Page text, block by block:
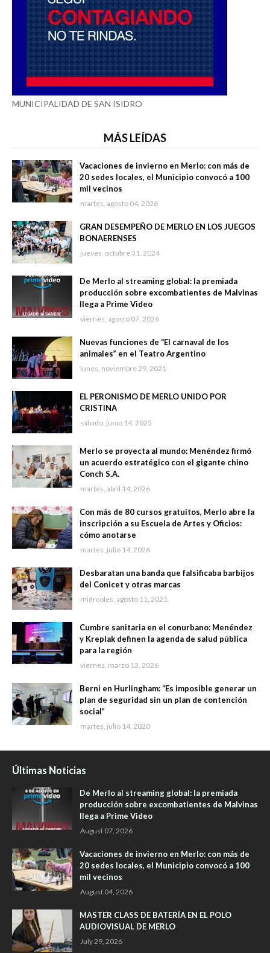
MUNICIPALIDAD DE SAN ISIDRO
MÁS LEÍDAS
Vacaciones de invierno en Merlo: con más de
20 sedes locales, el Municipio convocó a 100
mil vecinos
martes, agosto 04, 2026
GRAN DESEMPEÑO DE MERLO EN LOS JUEGOS
BONAERENSES
jueves, octubre 31, 2024
De Merlo al streaming global: la premiada
producción sobre excombatientes de Malvinas
llega a Prime Video
viernes, agosto 07, 2026
Nuevas funciones de “El carnaval de los
animales” en el Teatro Argentino
lunes, noviembre 29, 2021
EL PERONISMO DE MERLO UNIDO POR
CRISTINA
sábado, junio 14, 2025
Merlo se proyecta al mundo: Menéndez firmó
un acuerdo estratégico con el gigante chino
Conch S.A.
martes, abril 14, 2026
Con más de 80 cursos gratuitos, Merlo abre la
inscripción a su Escuela de Artes y Oficios:
cómo anotarse
martes, julio 14, 2026
Desbaratan una banda que falsificaba barbijos
del Conicet y otras marcas
miércoles, agosto 11, 2021
Cumbre sanitaria en el conurbano: Menéndez
y Kreplak definen la agenda de salud pública
para la región
viernes, marzo 13, 2026
Berni en Hurlingham: “Es imposible generar un
plan de seguridad sin un plan de contención
social”
martes, julio 14, 2020
Últimas Noticias
De Merlo al streaming global: la premiada
producción sobre excombatientes de Malvinas
llega a Prime Video
August 07, 2026
Vacaciones de invierno en Merlo: con más de
20 sedes locales, el Municipio convocó a 100
mil vecinos
August 04, 2026
MASTER CLASS DE BATERÍA EN EL POLO
AUDIOVISUAL DE MERLO
July 29, 2026